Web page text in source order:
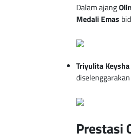
Dalam ajang
Medali Emas
Triyulita
Prestasi